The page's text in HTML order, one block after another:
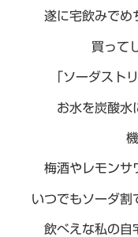
遂に宅飲みでめ
買って
「ソーダスト
お水を炭酸水
梅酒やレモンサ
いつでもソーダ割
飲べえな私の自